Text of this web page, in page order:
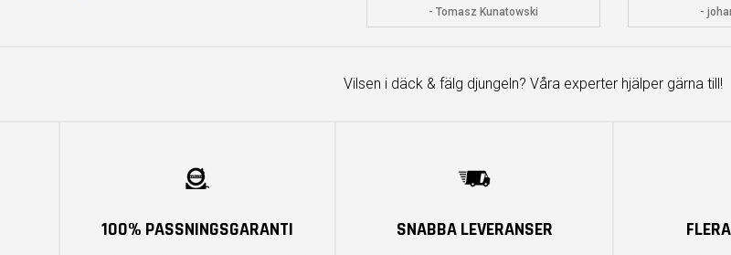
- Tomasz Kunatowski -
Vilsen i däck & fälg djungeln? Våra experter hjälper gärna till!
100% PASSNINGSGARANTI SNABBA LEVERANSER